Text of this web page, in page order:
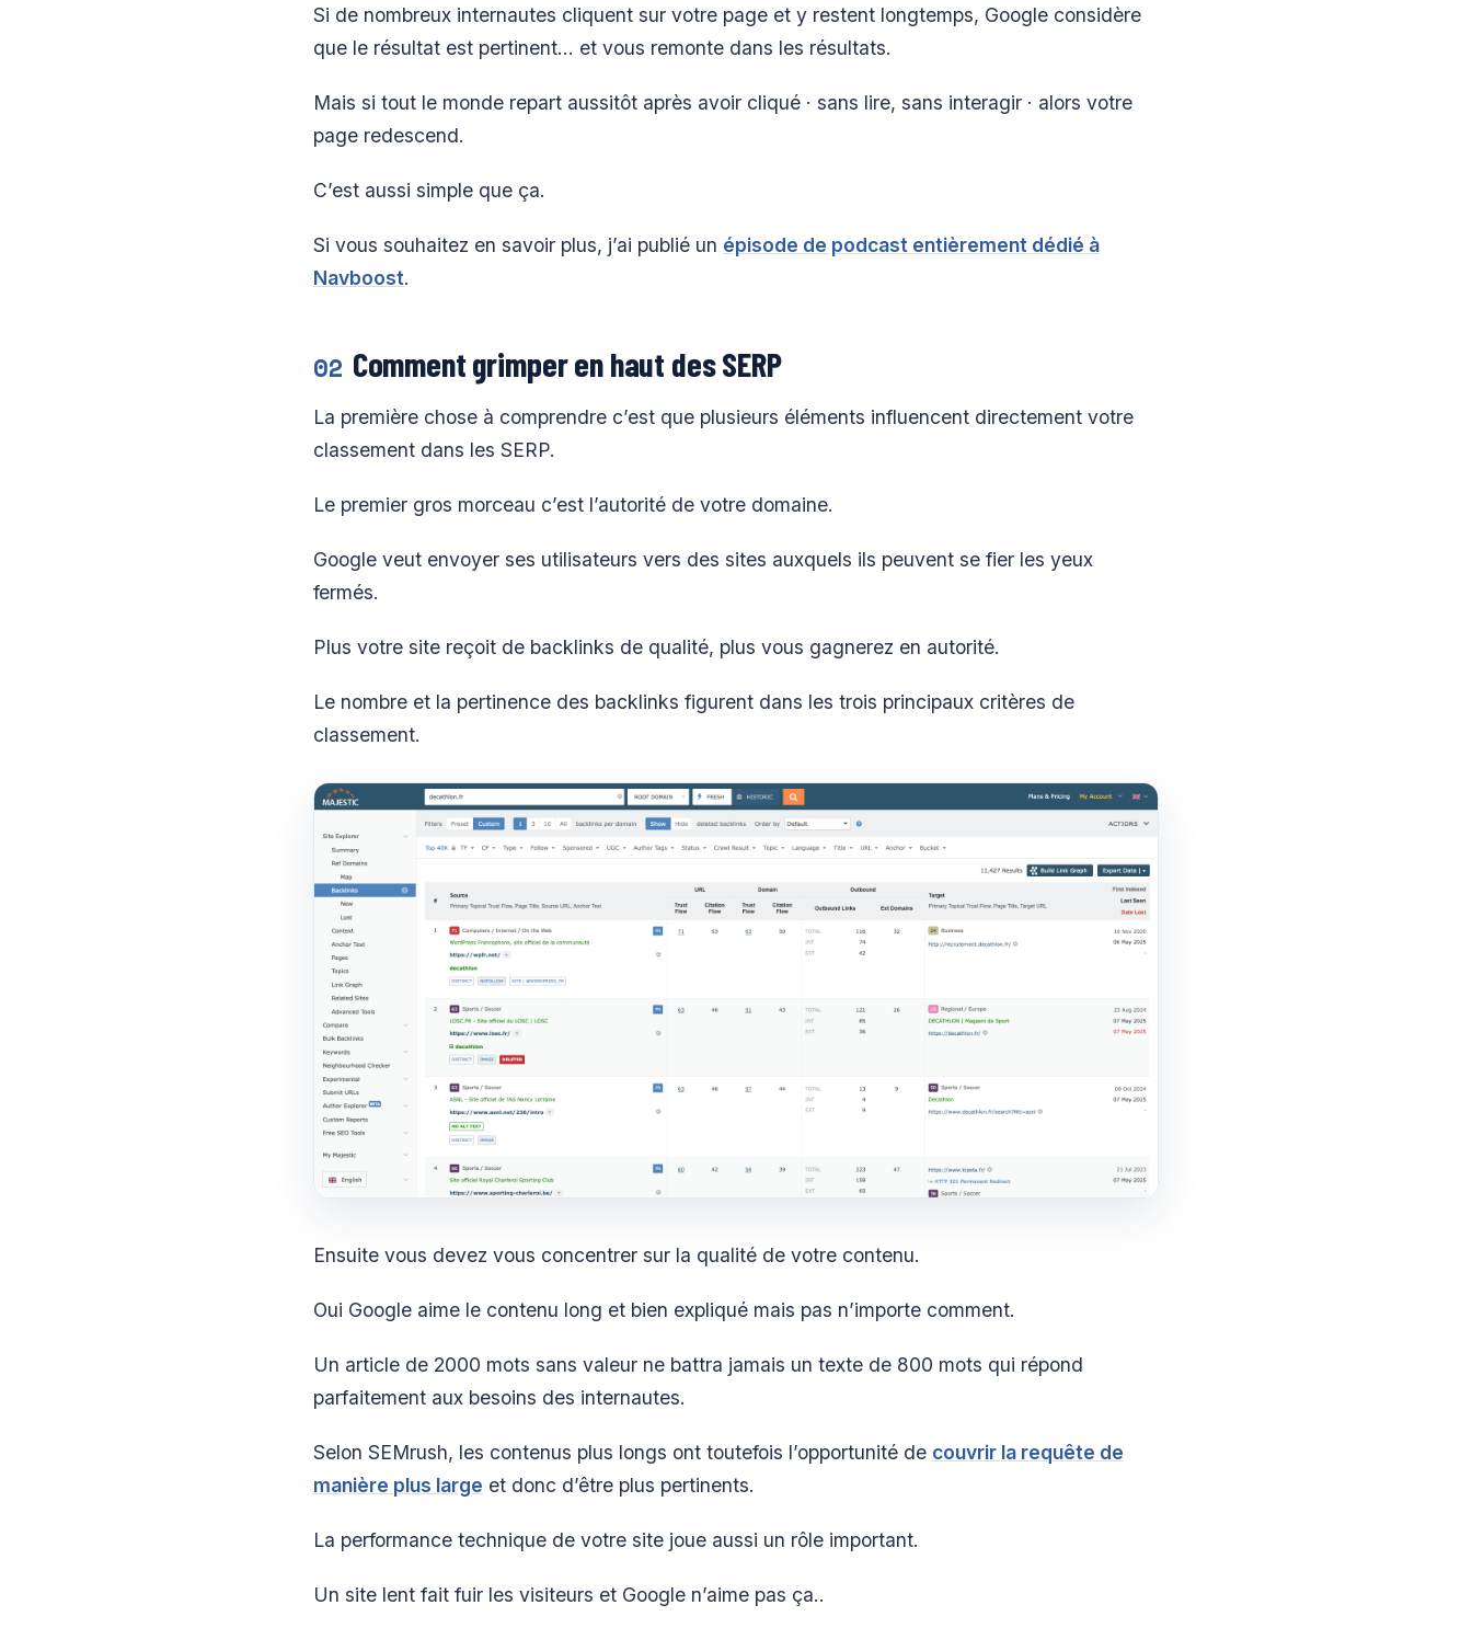
Si de nombreux internautes cliquent sur votre page et y restent longtemps, Google considère
que le résultat est pertinent… et vous remonte dans les résultats.
Mais si tout le monde repart aussitôt après avoir cliqué · sans lire, sans interagir · alors votre
page redescend.
C’est aussi simple que ça.
Si vous souhaitez en savoir plus, j’ai publié un épisode de podcast entièrement dédié à
Navboost.
02 Comment grimper en haut des SERP
La première chose à comprendre c’est que plusieurs éléments influencent directement votre
classement dans les SERP.
Le premier gros morceau c’est l’autorité de votre domaine.
Google veut envoyer ses utilisateurs vers des sites auxquels ils peuvent se fier les yeux
fermés.
Plus votre site reçoit de backlinks de qualité, plus vous gagnerez en autorité.
Le nombre et la pertinence des backlinks figurent dans les trois principaux critères de
classement.
Ensuite vous devez vous concentrer sur la qualité de votre contenu.
Oui Google aime le contenu long et bien expliqué mais pas n’importe comment.
Un article de 2000 mots sans valeur ne battra jamais un texte de 800 mots qui répond
parfaitement aux besoins des internautes.
Selon SEMrush, les contenus plus longs ont toutefois l’opportunité de couvrir la requête de
manière plus large et donc d’être plus pertinents.
La performance technique de votre site joue aussi un rôle important.
Un site lent fait fuir les visiteurs et Google n’aime pas ça..